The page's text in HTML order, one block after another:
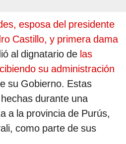
esposa del presidente
Castillo, y primera dama
al dignatario de las
su administración
su Gobierno. Estas
durante una
a la provincia de Purús,
como parte de sus